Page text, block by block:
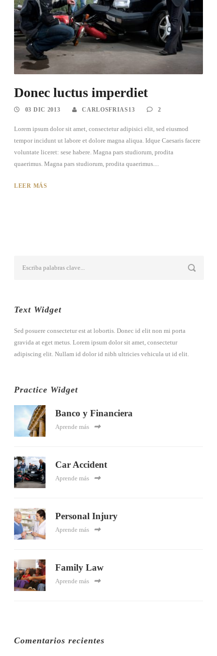
Donec luctus imperdiet
03 DIC 2013 CARLOSFRIAS13 2
Lorem ipsum dolor sit amet, consectetur adipisici elit, sed eiusmod
tempor incidunt ut labore et dolore magna aliqua. Idque Caesaris facere
voluntate liceret: sese habere. Magna pars studiorum, prodita
quaerimus. Magna pars studiorum, prodita quaerimus....
LEER MÁS
Text Widget
Sed posuere consectetur est at lobortis. Donec id elit non mi porta
gravida at eget metus. Lorem ipsum dolor sit amet, consectetur
adipiscing elit. Nullam id dolor id nibh ultricies vehicula ut id elit.
Practice Widget
Banco y Financiera
Aprende más
Car Accident
Aprende más
Personal Injury
Aprende más
Family Law
Aprende más
Comentarios recientes